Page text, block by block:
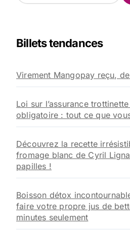
r
e
r
:
Billets tendances
Virement Mangopay reçu,
Loi sur l’assurance
obligatoire : tout ce que
Découvrez la recette
fromage blanc de Cyril
papilles !
Boisson détox
faire votre propre jus de
minutes seulement